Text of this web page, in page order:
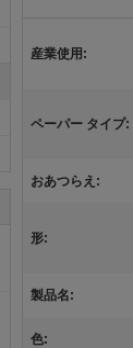
産業使用:
ペーパー タイプ:
おあつらえ:
形:
製品名:
色: